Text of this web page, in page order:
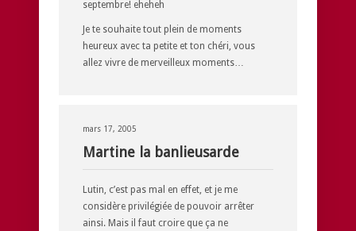
septembre! eheheh
Je te souhaite tout plein de moments
heureux avec ta petite et ton chéri, vous
allez vivre de merveilleux moments…
mars 17, 2005
Martine la banlieusarde
Lutin, c’est pas mal en effet, et je me
considère privilégiée de pouvoir arrêter
ainsi. Mais il faut croire que ça ne